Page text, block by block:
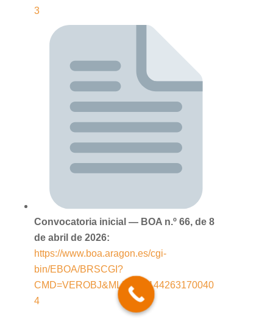
3
Convocatoria inicial — BOA n.º 66, de 8
de abril de 2026:
https://www.boa.aragon.es/cgi-
bin/EBOA/BRSCGI?
CMD=VEROBJ&MLKOB=144263170040
4